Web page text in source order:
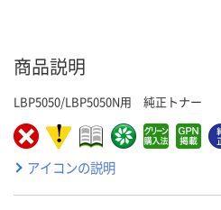
商品説明
LBP5050/LBP5050N用 純正トナー
アイコンの説明